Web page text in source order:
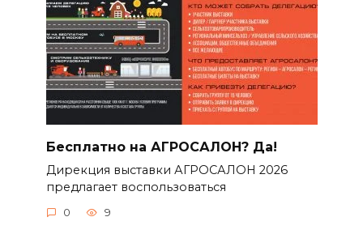
Бесплатно на АГРОСАЛОН? Да!
Дирекция выставки АГРОСАЛОН 2026
предлагает воспользоваться
0 9